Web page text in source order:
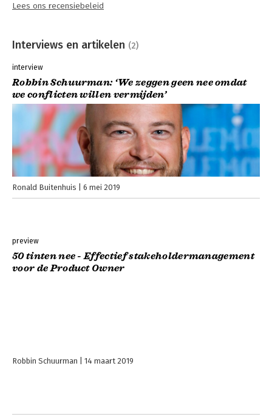
Lees ons recensiebeleid
Interviews en artikelen (2)
interview
Robbin Schuurman: ‘We zeggen geen nee omdat
we conflicten willen vermijden’
Ronald Buitenhuis 6 mei 2019
preview
50 tinten nee - Effectief stakeholdermanagement
voor de Product Owner
Robbin Schuurman 14 maart 2019